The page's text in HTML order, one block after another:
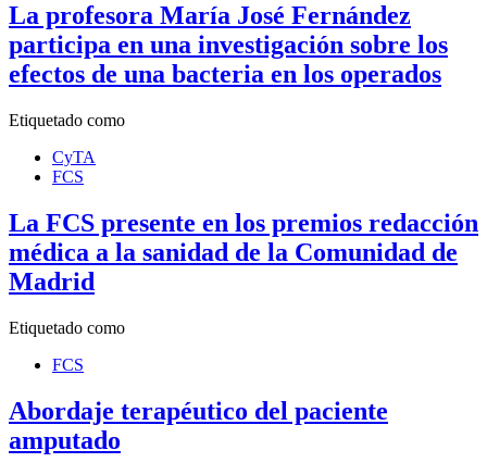
La profesora María José Fernández
participa en una investigación sobre los
efectos de una bacteria en los operados
Etiquetado como
CyTA
FCS
La FCS presente en los premios redacción
médica a la sanidad de la Comunidad de
Madrid
Etiquetado como
FCS
Abordaje terapéutico del paciente
amputado